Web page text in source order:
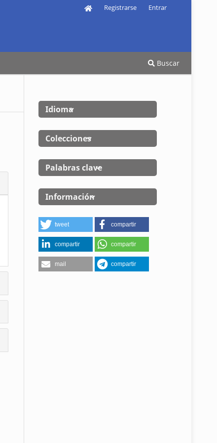
Buscar
Registrarse Entrar
Idioma
Colecciones
Palabras clave
Información
tweet compartir
compartir compartir
mail compartir